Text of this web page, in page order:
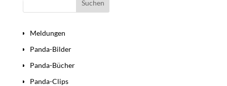
Meldungen
Panda-Bilder
Panda-Bücher
Panda-Clips